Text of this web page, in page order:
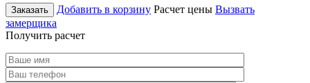
Заказать Добавить в корзину Расчет цены Вызвать
замерщика
Получить расчет